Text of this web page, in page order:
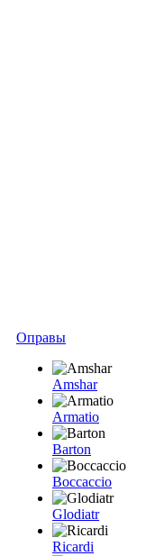
Оправы
Amshar
Armatio
Barton
Boccaccio
Glodiatr
Ricardi